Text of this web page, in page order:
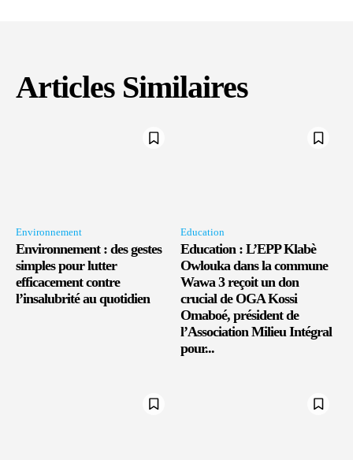
Articles Similaires
Environnement
Environnement : des gestes
simples pour lutter
efficacement contre
l’insalubrité au quotidien
Education
Education : L’EPP Klabè
Owlouka dans la commune
Wawa 3 reçoit un don
crucial de OGA Kossi
Omaboé, président de
l’Association Milieu Intégral
pour...